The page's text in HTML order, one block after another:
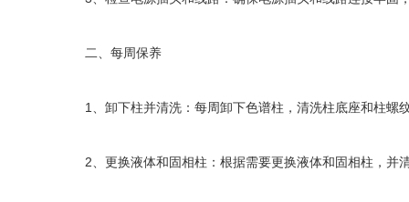
二、每周保养
1、卸下柱并清洗：每周卸下色谱柱，清洗柱底座和柱螺
2、更换液体和固相柱：根据需要更换液体和固相柱，并